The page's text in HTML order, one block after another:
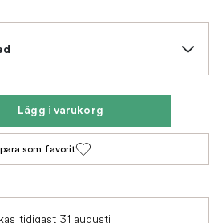
Lägg i varukorg
som favorit
tidigast 31 augusti